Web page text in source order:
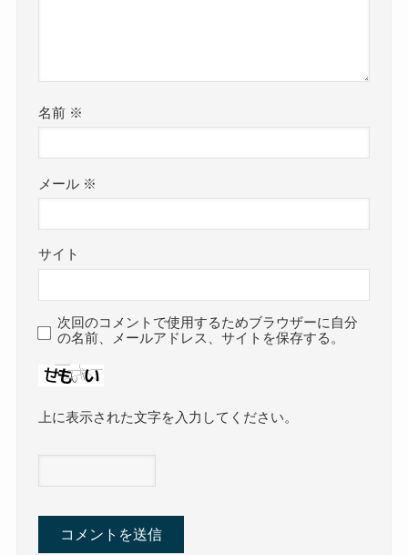
名前 ※
メール ※
サイト
次回のコメントで使用するためブラウザーに自分
の名前、メールアドレス、サイトを保存する。
上に表示された文字を入力してください。